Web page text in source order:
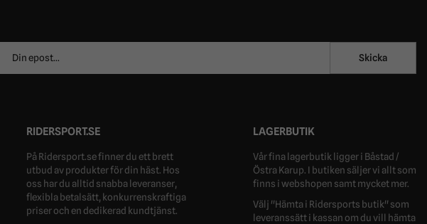
postadress
Skicka
RIDERSPORT.SE
På Ridersport.se finner du ett brett
utbud av produkter för din häst. Hos
oss har du alltid snabba leveranser,
flexibla betalsätt, konkurrenskraftiga
priser och en dedikerad kundtjänst.
LAGERBUTIK
Vår fina lagerbutik ligger i Båstad /
Östra Karup. I butiken säljer vi allt som
finns i webshopen samt mycket mer.
Välj "Hämta i Ridersports butik" som
leveranssätt i kassan om du vill hämta